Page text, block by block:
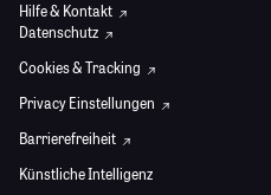
Hilfe & Kontakt
Datenschutz
Cookies & Tracking
Privacy Einstellungen
Barrierefreiheit
Künstliche Intelligenz